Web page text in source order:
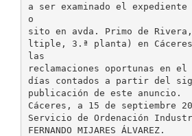
a ser examinado el
o
sito en avda. Primo de
ltiple, 3.ª planta) en
las
reclamaciones oportunas en
días contados a partir del
publicación de este anuncio.
Cáceres, a 15 de septiembre
Servicio de Ordenación
FERNANDO MIJARES ÁLVAREZ.